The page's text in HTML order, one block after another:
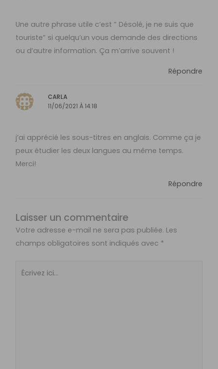
Une autre phrase utile c’est ” Désolé, je ne suis que
touriste” si quelqu’un vous demande des directions
ou d’autre information. Ça m’arrive souvent !
Répondre
CARLA
11/06/2021 À 14:18
j’ai apprécié les sous-titres en anglais. Comme ça je
peux étudier les deux langues au même temps.
Merci!
Répondre
Laisser un commentaire
Votre adresse e-mail ne sera pas publiée. Les
champs obligatoires sont indiqués avec *